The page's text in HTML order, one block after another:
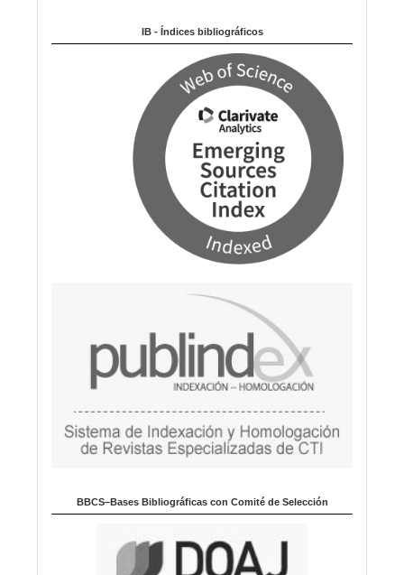
m
IB - Índices bibliográficos
BBCS–Bases Bibliográficas con Comité de Selección